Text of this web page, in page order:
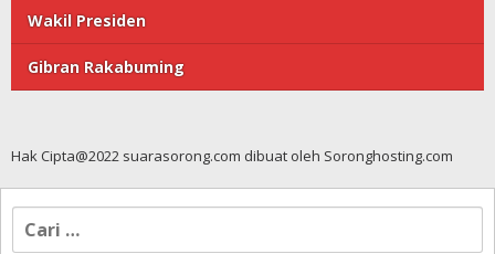
Wakil Presiden
Gibran Rakabuming
Hak Cipta@2022 suarasorong.com dibuat oleh Soronghosting.com
Cari
untuk: